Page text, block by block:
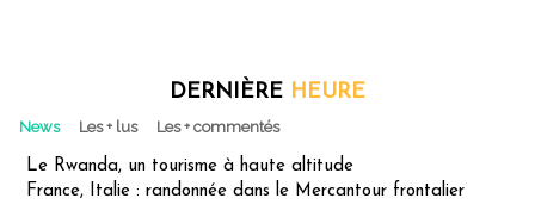
DERNIÈRE HEURE
News Les + lus Les + commentés
Le Rwanda, un tourisme à haute altitude
France, Italie : randonnée dans le Mercantour frontalier